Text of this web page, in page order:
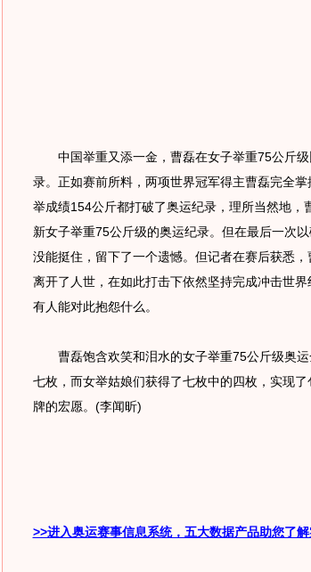
中国举重又添一金，曹磊在女子举重75公斤级
录。正如赛前所料，两项世界冠军得主曹磊完全
举成绩154公斤都打破了奥运纪录，理所当然地，
新女子举重75公斤级的奥运纪录。但在最后一次
没能挺住，留下了一个遗憾。但记者在赛后获悉
离开了人世，在如此打击下依然坚持完成冲击世
有人能对此抱怨什么。
曹磊饱含欢笑和泪水的女子举重75公斤级奥运
七枚，而女举姑娘们获得了七枚中的四枚，实现了
牌的宏愿。(李闻昕)
>>进入奥运赛事信息系统，五大数据产品助您了